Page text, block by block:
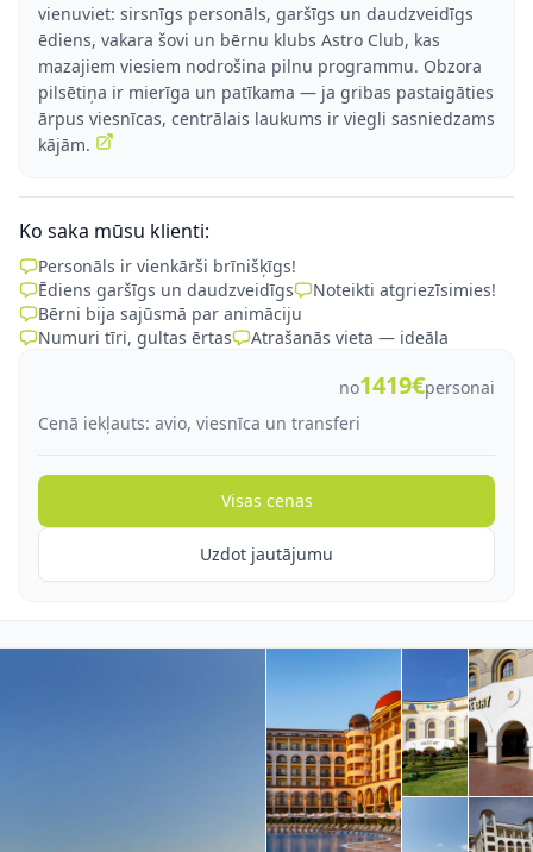
vienuviet: sirsnīgs personāls, garšīgs un daudzveidīgs
ēdiens, vakara šovi un bērnu klubs Astro Club, kas
mazajiem viesiem nodrošina pilnu programmu. Obzora
pilsētiņa ir mierīga un patīkama — ja gribas pastaigāties
ārpus viesnīcas, centrālais laukums ir viegli sasniedzams
kājām.
Ko saka mūsu klienti:
Personāls ir vienkārši brīnišķīgs!
Ēdiens garšīgs un daudzveidīgs
Noteikti atgriezīsimies!
Bērni bija sajūsmā par animāciju
Numuri tīri, gultas ērtas
Atrašanās vieta — ideāla
no1419€personai
Cenā iekļauts: avio, viesnīca un transferi
Visas cenas
Uzdot jautājumu